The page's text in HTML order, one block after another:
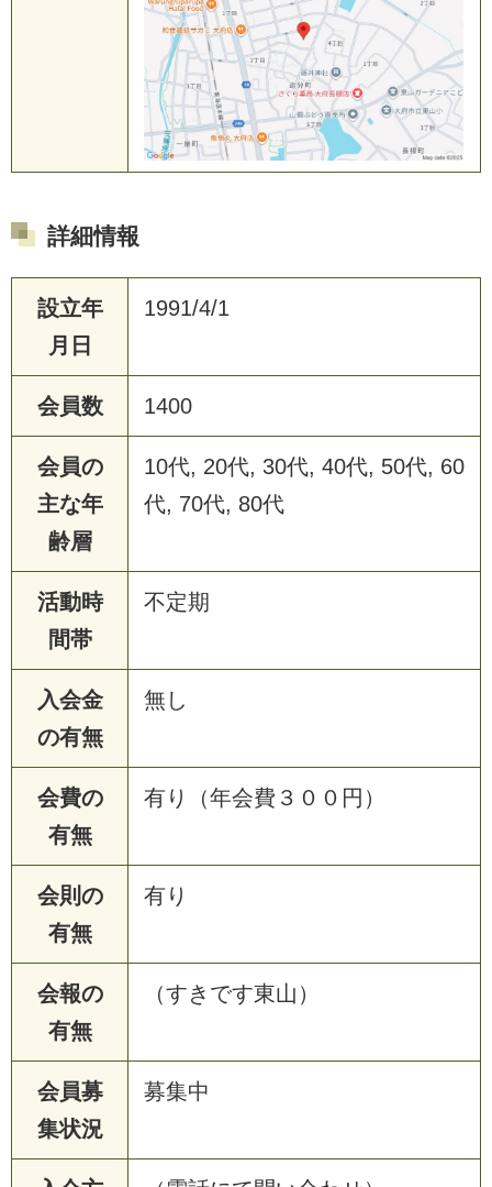
詳細情報
設立年
月日
1991/4/1
会員数 1400
会員の
主な年
齢層
10代, 20代, 30代, 40代, 50代, 60
代, 70代, 80代
活動時
間帯
不定期
入会金
の有無
無し
会費の
有無
有り（年会費３００円）
会則の
有無
有り
会報の
有無
（すきです東山）
会員募
集状況
募集中